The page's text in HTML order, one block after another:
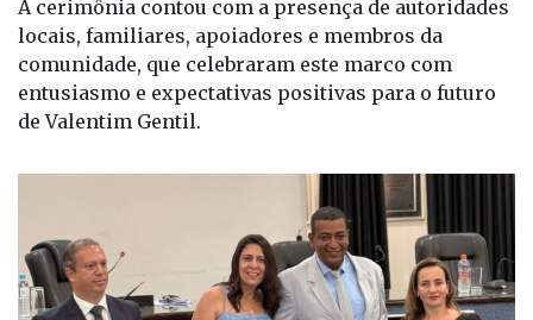
entusiasmo e expectativas positivas para o futuro
de Valentim Gentil.